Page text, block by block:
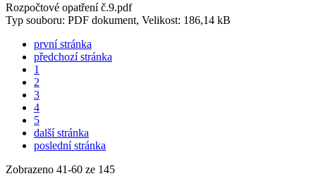
Rozpočtové opatření č.9.pdf
Typ souboru: PDF dokument, Velikost: 186,14 kB
první stránka
předchozí stránka
1
2
3
4
5
další stránka
poslední stránka
Zobrazeno 41-60 ze 145